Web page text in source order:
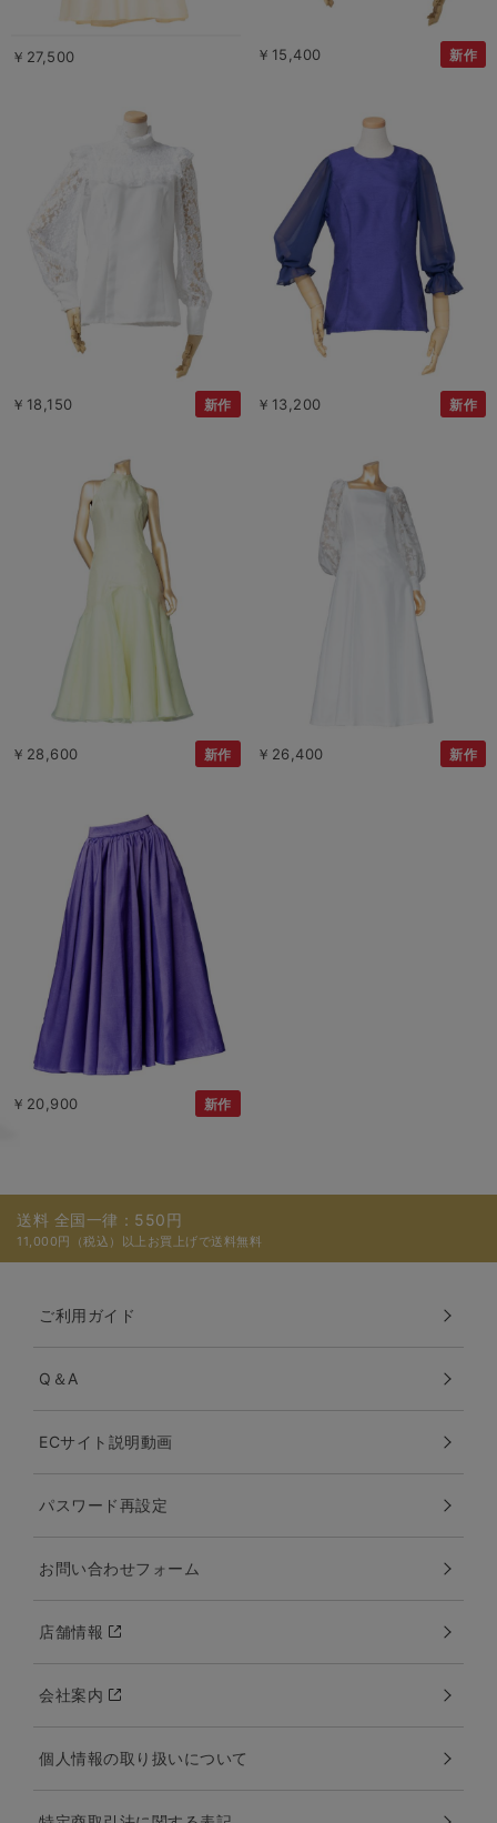
￥27,500 ￥15,400 新作
￥18,150 新作 ￥13,200 新作
￥28,600 新作 ￥26,400 新作
￥20,900 新作
送料 全国一律：550円
11,000円（税込）以上お買上げで送料無料
ご利用ガイド
Q＆A
ECサイト説明動画
パスワード再設定
お問い合わせフォーム
店舗情報
会社案内
個人情報の取り扱いについて